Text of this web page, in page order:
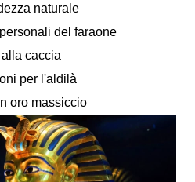
naturale
del faraone
caccia
per l'aldilà
oro massiccio